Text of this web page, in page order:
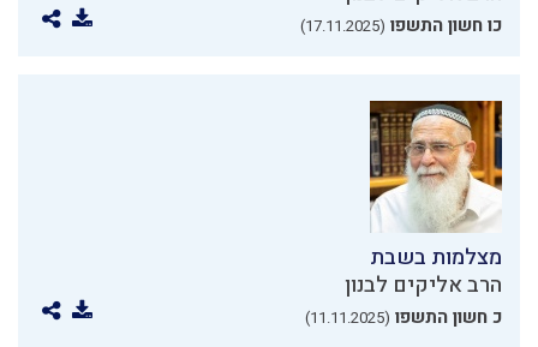
כו חשון התשפו (17.11.2025)
מצלמות בשבת
הרב אליקים לבנון
כ חשון התשפו (11.11.2025)